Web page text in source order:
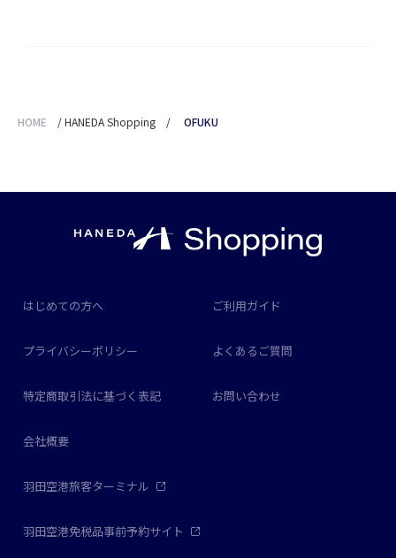
HOME /HANEDA Shopping / OFUKU
はじめての方へ ご利用ガイド
プライバシーポリシー よくあるご質問
特定商取引法に基づく表記 お問い合わせ
会社概要
羽田空港旅客ターミナル
羽田空港免税品事前予約サイト